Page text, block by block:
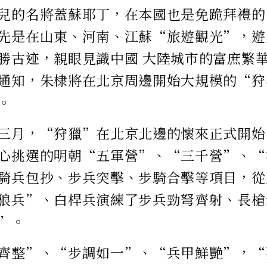
的名將蓋蘇耶丁，在本國也是免跪拜禮
是在山東、河南、江蘇“旅遊觀光”，
古迹，親眼見識中國 大陸城市的富庶繁
知，朱棣將在北京周邊開始大規模的“
月，“狩獵”在北京北邊的懷來正式開
挑選的明朝“五軍營”、“三千營”、
兵包抄、步兵突擊、步騎合擊等項目，
兵”、白桿兵演練了步兵勁弩齊射、長
。
整”、“步調如一”、“兵甲鮮艷”，“